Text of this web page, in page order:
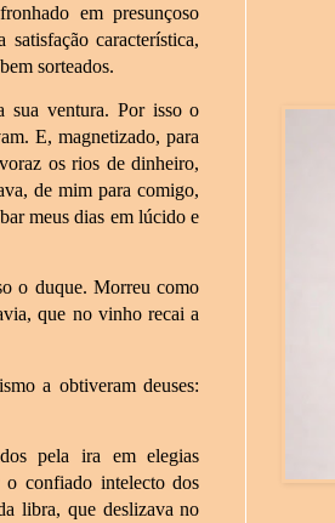
em presunçoso
característica,
sorteados.
sua ventura. Por isso o
E, magnetizado, para
os rios de dinheiro,
de mim para comigo,
meus dias em lúcido e
o duque. Morreu como
que no vinho recai a
a obtiveram deuses:
pela ira em elegias
o confiado intelecto dos
libra, que deslizava no